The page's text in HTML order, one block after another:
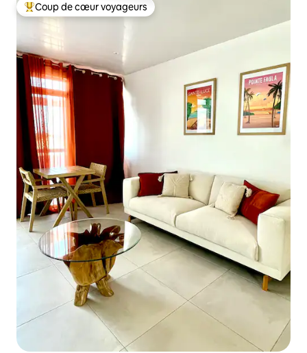
Coups de cœur voyageurs les plus appréciés
Coup de cœur voyageurs